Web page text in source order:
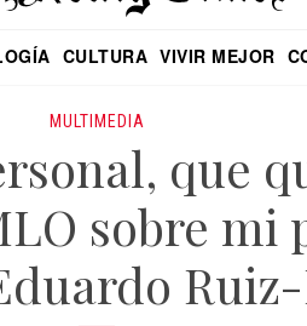
CULTURA VIVIR MEJOR
MULTIMEDIA
que
sobre mi